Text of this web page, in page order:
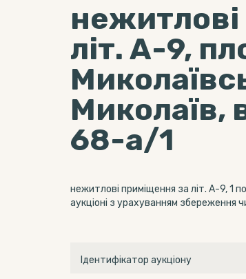
літ. А-9,
Миколаїв,
68-а/1
нежитлові приміщення за літ. А-9, 1
аукціоні з урахуванням збереження
Ідентифікатор аукціону